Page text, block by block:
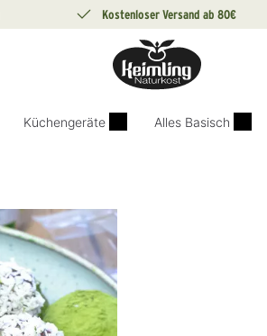
Kostenloser Versand ab 80€
Küchengeräte Alles Basisch